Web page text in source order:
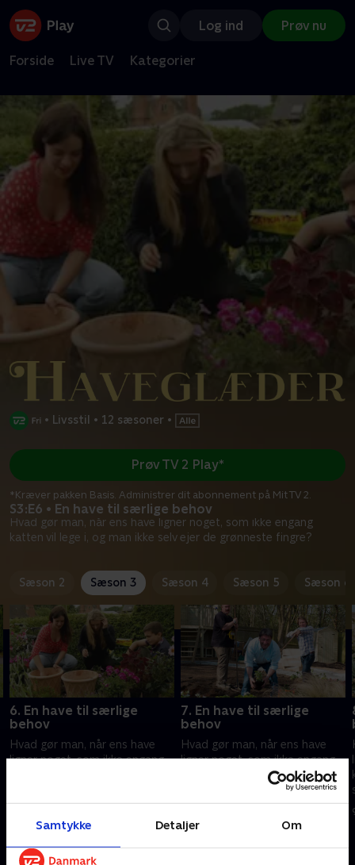
Samtykke Detaljer Om
Log ind Prøv nu
Forside Live TV Kategorier
• Livsstil • 12 sæsoner •
S3:E6 • En have til særlige behov
Hvad gør man, når ens have ligner noget, som ikke engang
katten vil lege i, og man ikke selv ejer de grønneste fingre?
Prøv TV 2 Play*
*Kræver pakken Basis. Administrer dit abonnement på Mit TV 2.
Sæson 2 Sæson 3 Sæson 4 Sæson 5 Sæson 6
6. En have til særlige
behov
Hvad gør man, når ens have
ligner noget, som ikke engang
7. En have til særlige
behov
Hvad gør man, når ens have
ligner noget, som ikke engang
katten vil lege i, og man ikke
selv ejer de grønneste fingre?
Andre så også